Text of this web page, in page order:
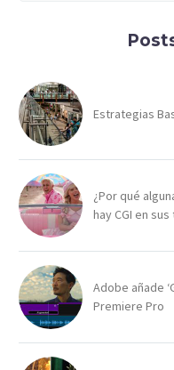
Estrategias
¿Por qué
hay CGI en sus
Adobe añade
Premiere Pro